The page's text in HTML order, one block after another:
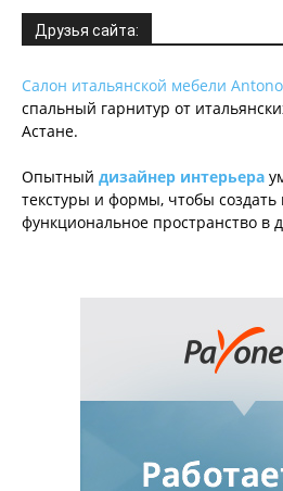
Друзья сайта:
Салон итальянской мебели
спальный гарнитур от
Астане.
Опытный дизайнер интерьера
текстуры и формы, чтобы
функциональное пространство в